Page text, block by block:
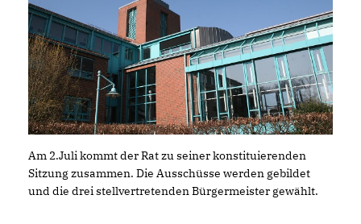
Am 2.Juli kommt der Rat zu seiner konstituierenden
Sitzung zusammen. Die Ausschüsse werden gebildet
und die drei stellvertretenden Bürgermeister gewählt.